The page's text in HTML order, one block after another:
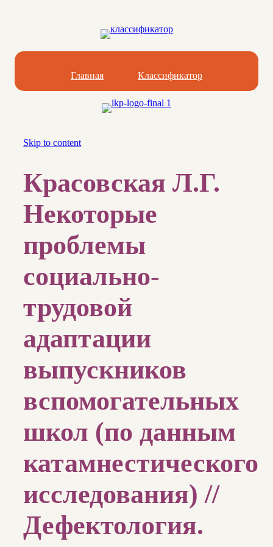
Главная Классификатор
Skip to content
Красовская Л.Г.
Некоторые
проблемы
социально-
трудовой
адаптации
выпускников
вспомогательных
школ (по данным
катамнестического
исследования) //
Дефектология.